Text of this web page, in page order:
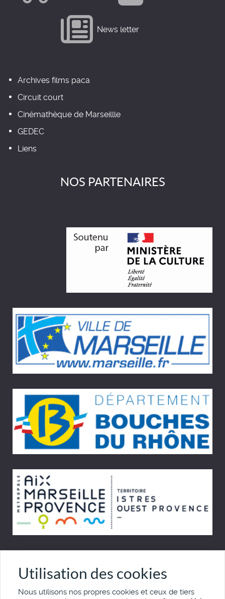
News letter
Archives films paca
Circuit court
Cinémathèque de Marseillle
GEDEC
Liens
NOS PARTENAIRES
© Cinémémoire.net 1997 - 2026
Site développé par Pierre Goulaouic
Utilisation des cookies
Nous utilisons nos propres cookies et ceux de tiers